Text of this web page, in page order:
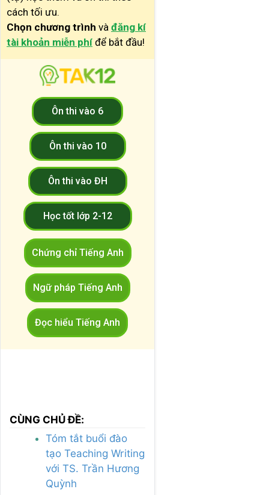
cách tối ưu.
Chọn chương trình và đăng kí
tài khoản miễn phí để bắt đầu!
Ôn thi vào 6
Ôn thi vào 10
Ôn thi vào ĐH
Học tốt lớp 2-12
Chứng chỉ Tiếng Anh
Ngữ pháp Tiếng Anh
Đọc hiểu Tiếng Anh
CÙNG CHỦ ĐỀ:
Tóm tắt buổi đào
tạo Teaching Writing
với TS. Trần Hương
Quỳnh